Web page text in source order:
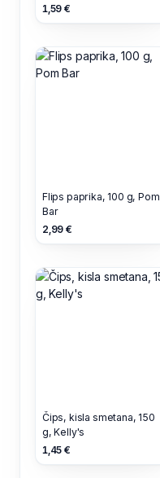
1,59 €
Flips paprika, 100 g, Pom
Bar
2,99 €
Čips, kisla smetana, 150
g, Kelly's
1,45 €